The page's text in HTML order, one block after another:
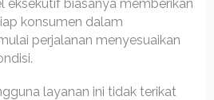
eksekutif biasanya memberikan
konsumen dalam
perjalanan menyesuaikan
layanan ini tidak terikat